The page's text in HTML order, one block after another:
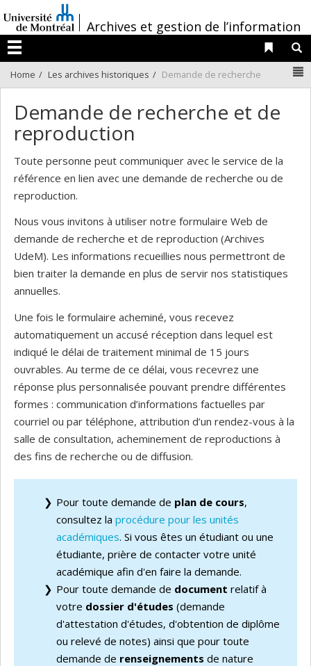
au
contenu
/
Archives et gestion de l’information
Menu
Liens
Home Les archives historiques Demande de recherche
Demande de recherche et de
reproduction
Toute personne peut communiquer avec le service de la
référence en lien avec une demande de recherche ou de
reproduction.
Nous vous invitons à utiliser notre formulaire Web de
demande de recherche et de reproduction (Archives
UdeM). Les informations recueillies nous permettront de
bien traiter la demande en plus de servir nos statistiques
annuelles.
Une fois le formulaire acheminé, vous recevez
automatiquement un accusé réception dans lequel est
indiqué le délai de traitement minimal de 15 jours
ouvrables. Au terme de ce délai, vous recevrez une
réponse plus personnalisée pouvant prendre différentes
formes : communication d’informations factuelles par
courriel ou par téléphone, attribution d’un rendez-vous à la
salle de consultation, acheminement de reproductions à
des fins de recherche ou de diffusion.
Pour toute demande de plan de cours,
consultez la procédure pour les unités
académiques. Si vous êtes un étudiant ou une
étudiante, prière de contacter votre unité
académique afin d'en faire la demande.
Pour toute demande de document relatif à
votre dossier d'études (demande
d'attestation d'études, d'obtention de diplôme
ou relevé de notes) ainsi que pour toute
demande de renseignements de nature